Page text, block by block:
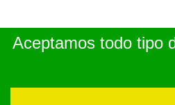
Aceptamos todo tipo